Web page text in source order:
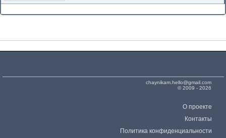
chaynikam.hello@gmail.com
© 2009 - 2026
О проекте
Контакты
Политика конфиденциальности